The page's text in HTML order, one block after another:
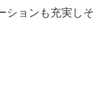
ションも充実しそ